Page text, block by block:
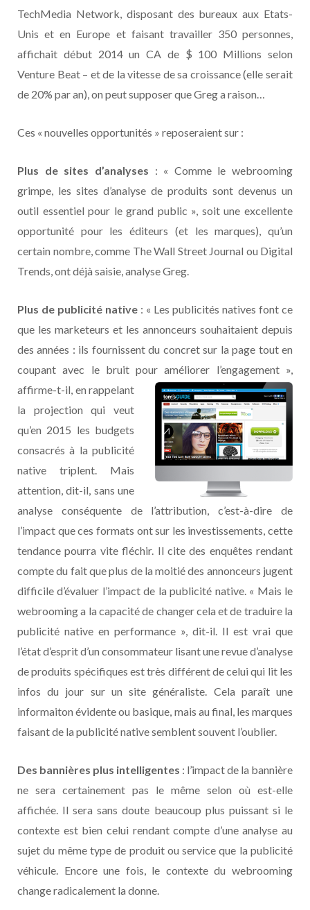
TechMedia Network, disposant des bureaux aux Etats-
Unis et en Europe et faisant travailler 350 personnes,
affichait début 2014 un CA de $ 100 Millions selon
Venture Beat – et de la vitesse de sa croissance (elle serait
de 20% par an), on peut supposer que Greg a raison…
Ces « nouvelles opportunités » reposeraient sur :
Plus de sites d’analyses : « Comme le webrooming
grimpe, les sites d’analyse de produits sont devenus un
outil essentiel pour le grand public », soit une excellente
opportunité pour les éditeurs (et les marques), qu’un
certain nombre, comme The Wall Street Journal ou Digital
Trends, ont déjà saisie, analyse Greg.
Plus de publicité native : « Les publicités natives font ce
que les marketeurs et les annonceurs souhaitaient depuis
des années : ils fournissent du concret sur la page tout en
coupant avec le bruit pour améliorer l’engagement »,
affirme-t-il, en rappelant
la projection qui veut
qu’en 2015 les budgets
consacrés à la publicité
native triplent. Mais
attention, dit-il, sans une
analyse conséquente de l’attribution, c’est-à-dire de
l’impact que ces formats ont sur les investissements, cette
tendance pourra vite fléchir. Il cite des enquêtes rendant
compte du fait que plus de la moitié des annonceurs jugent
difficile d’évaluer l’impact de la publicité native. « Mais le
webrooming a la capacité de changer cela et de traduire la
publicité native en performance », dit-il. Il est vrai que
l’état d’esprit d’un consommateur lisant une revue d’analyse
de produits spécifiques est très différent de celui qui lit les
infos du jour sur un site généraliste. Cela paraît une
informaiton évidente ou basique, mais au final, les marques
faisant de la publicité native semblent souvent l’oublier.
Des bannières plus intelligentes : l’impact de la bannière
ne sera certainement pas le même selon où est-elle
affichée. Il sera sans doute beaucoup plus puissant si le
contexte est bien celui rendant compte d’une analyse au
sujet du même type de produit ou service que la publicité
véhicule. Encore une fois, le contexte du webrooming
change radicalement la donne.